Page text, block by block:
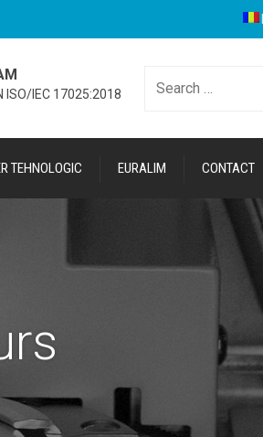
Cauta
ISO/IEC 17025:2018
TEHNOLOGIC EURALIM CONTACT